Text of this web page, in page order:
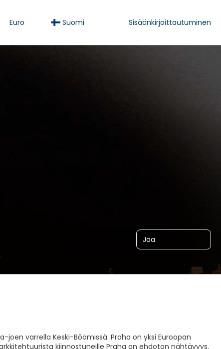
Euro Suomi Sisäänkirjoittautuminen
Jaa
joen varrella Keski-Böömissä. Praha on yksi Euroopan
kiinnostuneille Praha on ehdoton nähtävyys.